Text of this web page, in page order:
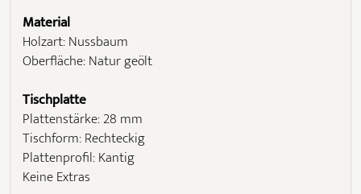
Material
Holzart: Nussbaum
Oberfläche: Natur geölt
Tischplatte
Plattenstärke: 28 mm
Tischform: Rechteckig
Plattenprofil: Kantig
Keine Extras